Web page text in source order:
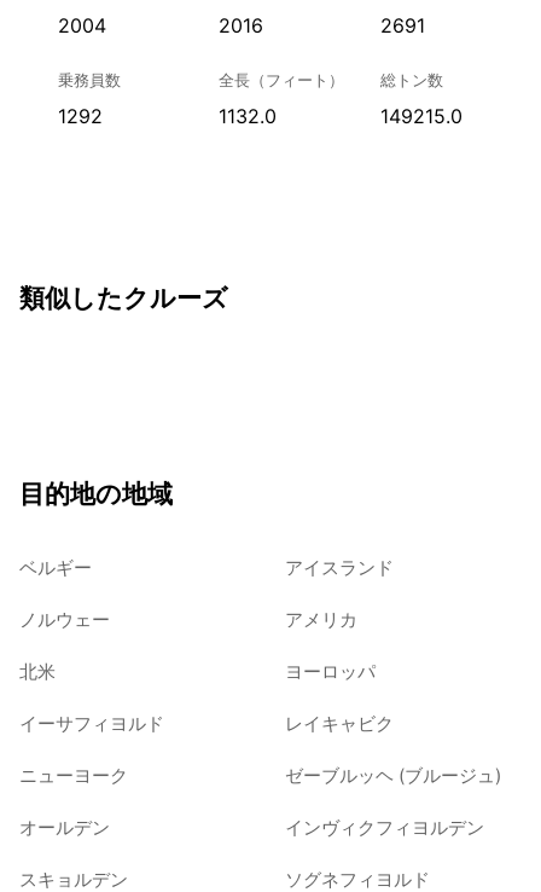
2004 2016 2691
乗務員数
1292
全長（フィート）
1132.0
総トン数
149215.0
類似したクルーズ
目的地の地域
ベルギー アイスランド
ノルウェー アメリカ
北米 ヨーロッパ
イーサフィヨルド レイキャビク
ニューヨーク ゼーブルッヘ (ブルージュ)
オールデン インヴィクフィヨルデン
スキョルデン ソグネフィヨルド